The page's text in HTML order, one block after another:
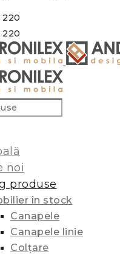
220
220
noi
produse
în stock
Canapele
Canapele linie
Colțare